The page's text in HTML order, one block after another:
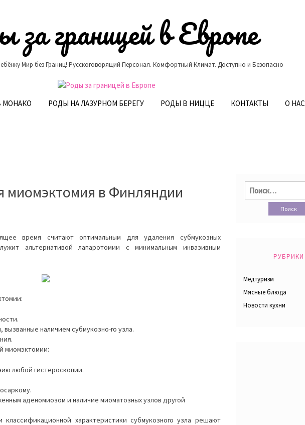
за границей в Европе
Мир без Границ! Русскоговорящий Персонал. Комфортный Климат. Доступно и Безопасно
МОНАКО РОДЫ НА ЛАЗУРНОМ БЕРЕГУ РОДЫ В НИЦЦЕ КОНТАКТЫ О НАС
миомэктомия в Финляндии
время считают оптимальным для удаления субмукозных
альтернативой лапаротомии с минимальным инвазивным
наличием субмукозно-го узла.
миомэктомии:
любой гистероскопии.
аденомиозом и наличие миоматозных узлов другой
характеристики субмукозного узла решают
Найти:
РУБРИКИ
Медтуризм
Мясные блюда
Новости кухни